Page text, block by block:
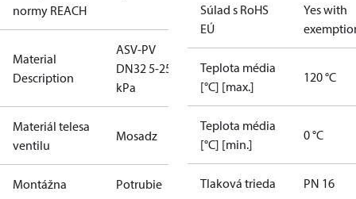
normy REACH
Material
Description
ASV-PV
DN32 5-25
kPa
Materiál telesa
ventilu
Mosadz
Montážna
Potrubie
Súlad s RoHS
EÚ
Yes with
Teplota média
[°C] [max.]
120 °C
Teplota média
[°C] [min.]
0 °C
Tlaková trieda PN 16